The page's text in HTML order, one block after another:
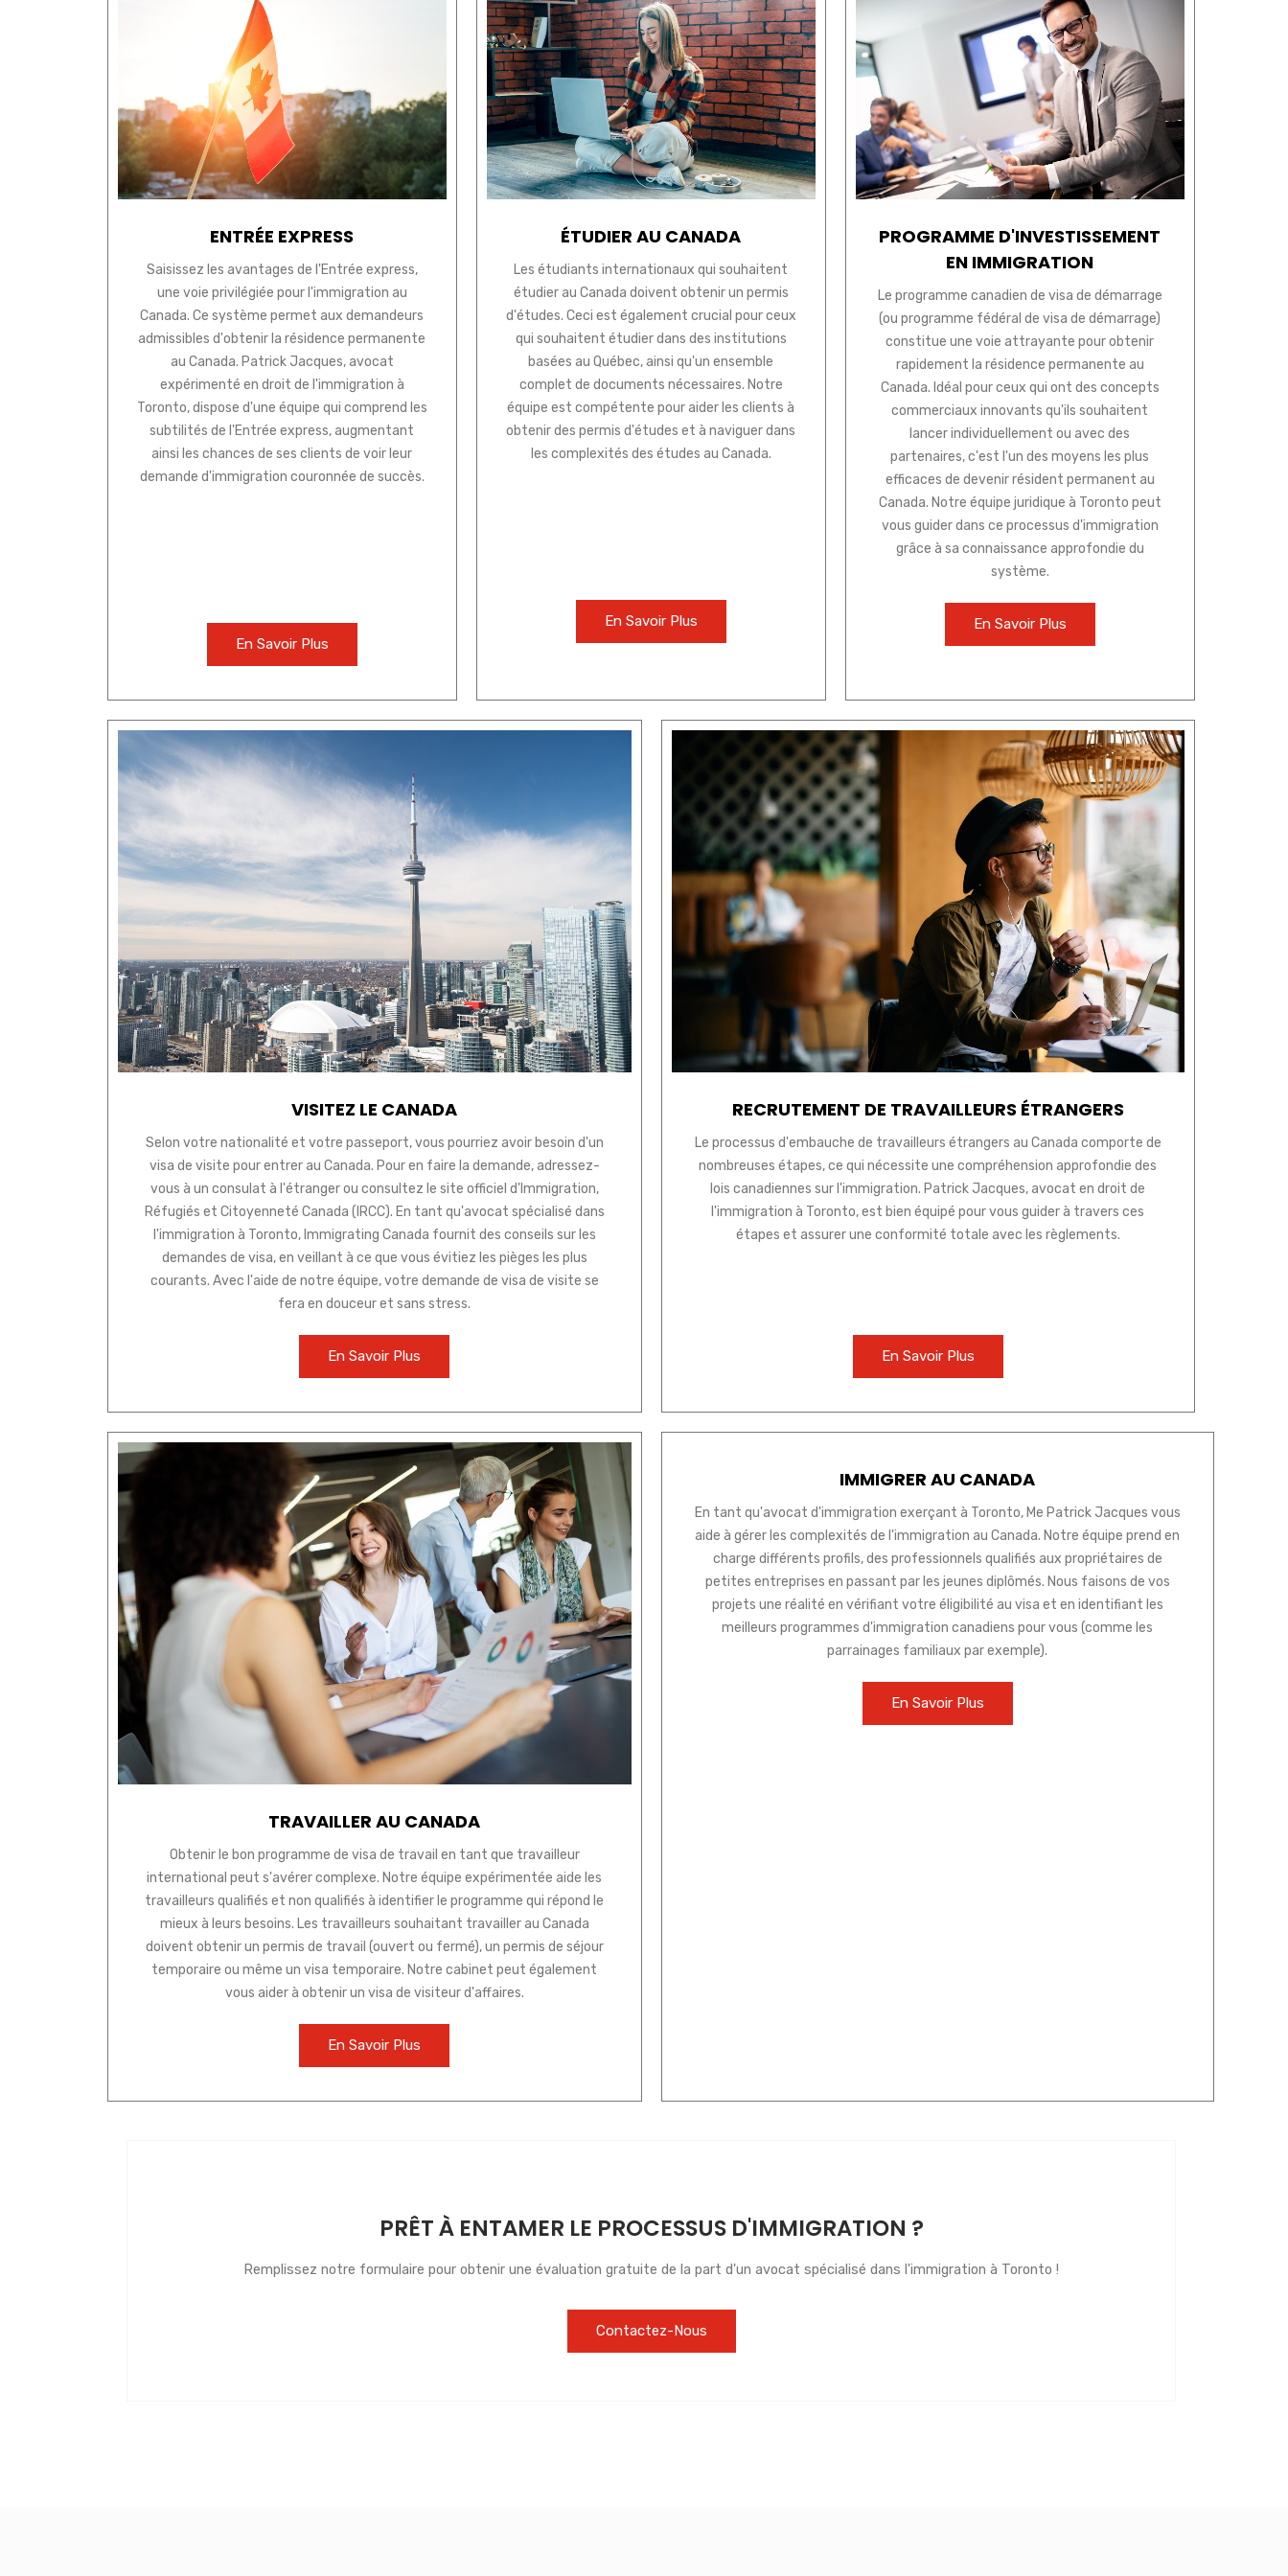
ENTRÉE EXPRESS
Saisissez les avantages de l'Entrée express,
une voie privilégiée pour l'immigration au
Canada. Ce système permet aux demandeurs
admissibles d'obtenir la résidence permanente
au Canada. Patrick Jacques, avocat
expérimenté en droit de l'immigration à
Toronto, dispose d'une équipe qui comprend les
subtilités de l'Entrée express, augmentant
ainsi les chances de ses clients de voir leur
demande d'immigration couronnée de succès.
En Savoir Plus
ÉTUDIER AU CANADA
Les étudiants internationaux qui souhaitent
étudier au Canada doivent obtenir un permis
d'études. Ceci est également crucial pour ceux
qui souhaitent étudier dans des institutions
basées au Québec, ainsi qu'un ensemble
complet de documents nécessaires. Notre
équipe est compétente pour aider les clients à
obtenir des permis d'études et à naviguer dans
les complexités des études au Canada.
En Savoir Plus
PROGRAMME D'INVESTISSEMENT
EN IMMIGRATION
Le programme canadien de visa de démarrage
(ou programme fédéral de visa de démarrage)
constitue une voie attrayante pour obtenir
rapidement la résidence permanente au
Canada. Idéal pour ceux qui ont des concepts
commerciaux innovants qu'ils souhaitent
lancer individuellement ou avec des
partenaires, c'est l'un des moyens les plus
efficaces de devenir résident permanent au
Canada. Notre équipe juridique à Toronto peut
vous guider dans ce processus d'immigration
grâce à sa connaissance approfondie du
système.
En Savoir Plus
VISITEZ LE CANADA
Selon votre nationalité et votre passeport, vous pourriez avoir besoin d'un
visa de visite pour entrer au Canada. Pour en faire la demande, adressez-
vous à un consulat à l'étranger ou consultez le site officiel d'Immigration,
Réfugiés et Citoyenneté Canada (IRCC). En tant qu'avocat spécialisé dans
l'immigration à Toronto, Immigrating Canada fournit des conseils sur les
demandes de visa, en veillant à ce que vous évitiez les pièges les plus
courants. Avec l'aide de notre équipe, votre demande de visa de visite se
fera en douceur et sans stress.
En Savoir Plus
RECRUTEMENT DE TRAVAILLEURS ÉTRANGERS
Le processus d'embauche de travailleurs étrangers au Canada comporte de
nombreuses étapes, ce qui nécessite une compréhension approfondie des
lois canadiennes sur l'immigration. Patrick Jacques, avocat en droit de
l'immigration à Toronto, est bien équipé pour vous guider à travers ces
étapes et assurer une conformité totale avec les règlements.
En Savoir Plus
TRAVAILLER AU CANADA
Obtenir le bon programme de visa de travail en tant que travailleur
international peut s'avérer complexe. Notre équipe expérimentée aide les
travailleurs qualifiés et non qualifiés à identifier le programme qui répond le
mieux à leurs besoins. Les travailleurs souhaitant travailler au Canada
doivent obtenir un permis de travail (ouvert ou fermé), un permis de séjour
temporaire ou même un visa temporaire. Notre cabinet peut également
vous aider à obtenir un visa de visiteur d'affaires.
En Savoir Plus
IMMIGRER AU CANADA
En tant qu'avocat d'immigration exerçant à Toronto, Me Patrick Jacques vous
aide à gérer les complexités de l'immigration au Canada. Notre équipe prend en
charge différents profils, des professionnels qualifiés aux propriétaires de
petites entreprises en passant par les jeunes diplômés. Nous faisons de vos
projets une réalité en vérifiant votre éligibilité au visa et en identifiant les
meilleurs programmes d'immigration canadiens pour vous (comme les
parrainages familiaux par exemple).
En Savoir Plus
PRÊT À ENTAMER LE PROCESSUS D'IMMIGRATION ?
Remplissez notre formulaire pour obtenir une évaluation gratuite de la part d'un avocat spécialisé dans l'immigration à Toronto !
Contactez-Nous